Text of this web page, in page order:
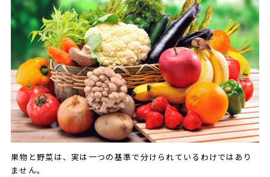
果物と野菜は、実は一つの基準で分けられているわけではあり
ません。